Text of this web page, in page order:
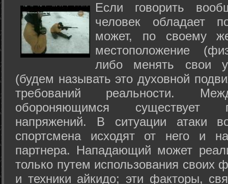
Если говорить
человек обладает
может, по своему
местоположение
либо менять свои
(будем называть это духовной
требований реальности.
обороняющимся существует
напряжений. В ситуации атаки
спортсмена исходят от него и
партнера. Нападающий может
только путем использования своих
и техники айкидо; эти факторы,